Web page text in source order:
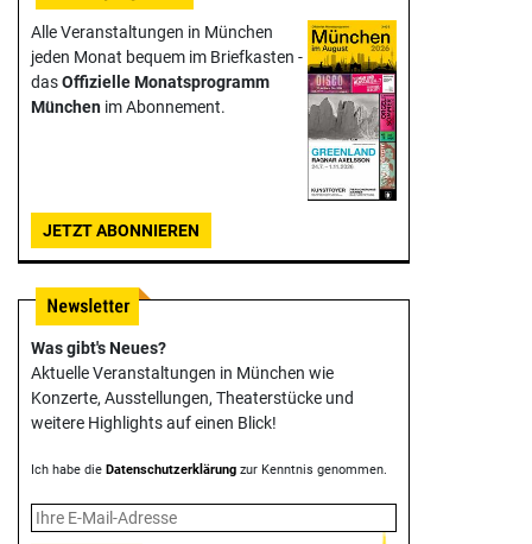
Alle Veranstaltungen in München
jeden Monat bequem im Briefkasten -
dasOffizielle Monats­programm
München im Abonnement.
JETZT ABONNIEREN
Was gibt's Neues?
Aktuelle Veranstaltungen in München wie
Konzerte, Ausstellungen, Theater­stücke und
weitere Highlights auf einen Blick!
Ich habe die Datenschutzerklärung zur Kenntnis genommen.